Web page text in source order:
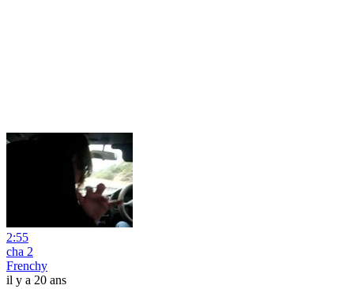
2:55
cha 2
Frenchy
il y a 20 ans